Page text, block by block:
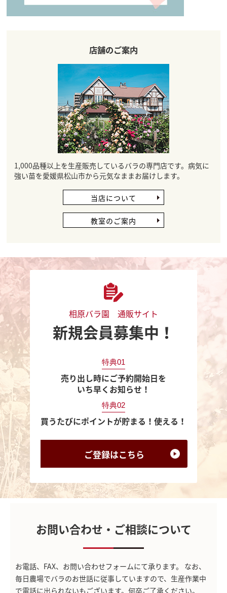
店舗のご案内
1,000品種以上を生産販売しているバラの専門店です。病気に
強い苗を愛媛県松山市から元気なままお届けします。
当店について
教室のご案内
相原バラ園 通販サイト
新規会員募集中！
特典01
売り出し時にご予約開始日を
いち早くお知らせ！
特典02
買うたびにポイントが貯まる！使える！
ご登録はこちら
お問い合わせ・ご相談について
お電話、FAX、お問い合わせフォームにて承ります。
なお、
毎日農場でバラのお世話に従事していますので、生産作業中
で電話に出られないもございます。何卒ご了承ください。